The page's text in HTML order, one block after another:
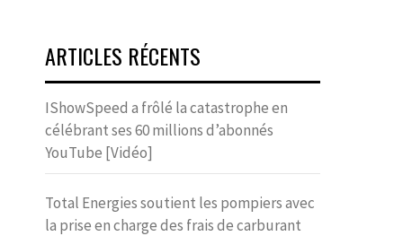
ARTICLES RÉCENTS
IShowSpeed a frôlé la catastrophe en
célébrant ses 60 millions d’abonnés
YouTube [Vidéo]
Total Energies soutient les pompiers avec
la prise en charge des frais de carburant